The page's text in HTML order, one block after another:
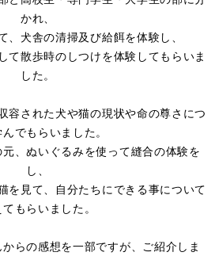
かれ、
、犬舎の清掃及び給餌を体験し、
て散歩時のしつけを体験してもらいま
した。
容された犬や猫の現状や命の尊さにつ
でもらいました。
、ぬいぐるみを使って縫合の体験を
し、
を見て、自分たちにできる事について
もらいました。
らの感想を一部ですが、ご紹介しま